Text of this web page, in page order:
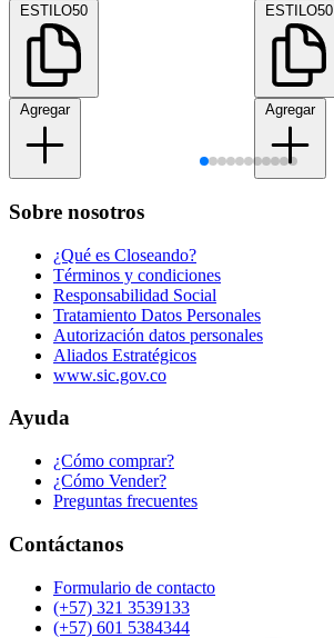
ESTILO50
Agregar
ESTILO50
Agregar
Sobre nosotros
¿Qué es Closeando?
Términos y condiciones
Responsabilidad Social
Tratamiento Datos Personales
Autorización datos personales
Aliados Estratégicos
www.sic.gov.co
Ayuda
¿Cómo comprar?
¿Cómo Vender?
Preguntas frecuentes
Contáctanos
Formulario de contacto
(+57) 321 3539133
(+57) 601 5384344